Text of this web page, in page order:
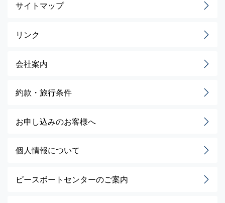
サイトマップ
リンク
会社案内
約款・旅行条件
お申し込みのお客様へ
個人情報について
ピースボートセンターのご案内